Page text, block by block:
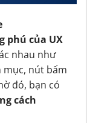
phú của UX
nhau như
mục, nút bấm
đó, bạn có
cách